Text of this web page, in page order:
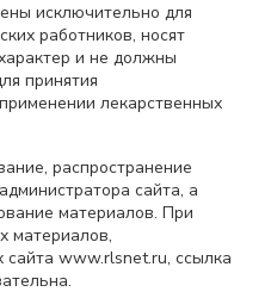
исключительно для
работников, носят
и не должны
принятия
лекарственных
распространение
сайта, а
материалов. При
материалов,
сайта www.rlsnet.ru, ссылка